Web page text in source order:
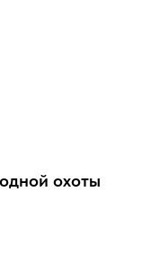
охоты